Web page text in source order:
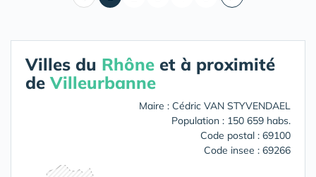
Villes du Rhône et à proximité
deVilleurbanne
Maire : Cédric VAN STYVENDAEL
Population : 150 659 habs.
Code postal : 69100
Code insee : 69266